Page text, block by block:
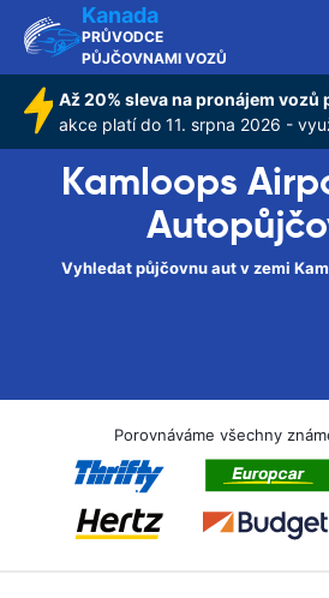
Kanada
PRŮVODCE
PŮJČOVNAMI VOZŮ
Až 20% sleva na pronájem vozů
akce platí do 11. srpna 2026 -
Kamloops
Vyhledat půjčovnu aut v zemi
Porovnáváme všechny